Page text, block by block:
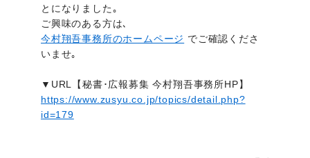
とになりました｡
ご興味のある方は､
今村翔吾事務所のホームページ でご確認くださ
いませ｡
▼URL【秘書･広報募集 今村翔吾事務所HP】
https://www.zusyu.co.jp/topics/detail.php?
id=179